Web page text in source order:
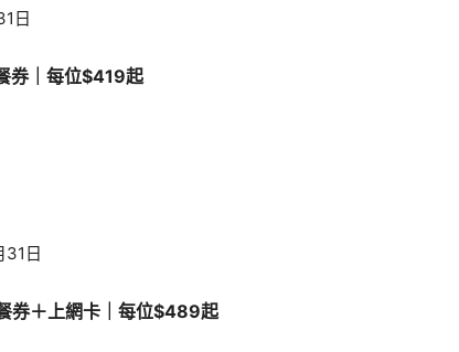
日
券｜每位$419起
31日
券＋上網卡｜每位$489起